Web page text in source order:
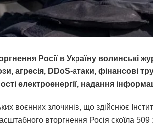
Росії в Україну волинські
агресія, DDoS-атаки, фінансові
електроенергії, надання
воєнних злочинів, що здійснює
вторгнення Росія скоїла 509